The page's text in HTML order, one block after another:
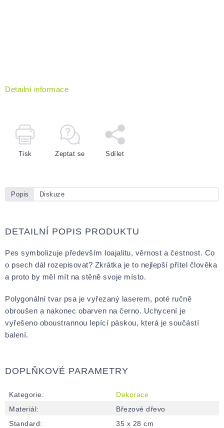
Detailní informace
Tisk Zeptat se Sdílet
Popis Diskuze
DETAILNÍ POPIS PRODUKTU
Pes symbolizuje především loajalitu, věrnost a čestnost. Co
o psech dál rozepisovat? Zkrátka je to nejlepší přítel člověka
a proto by měl mít na stěně svoje místo.
Polygonální tvar psa je vyřezaný laserem, poté ručně
obroušen a nakonec obarven na černo. Uchycení je
vyřešeno oboustrannou lepící páskou, která je součástí
balení.
DOPLŇKOVÉ PARAMETRY
Kategorie:
Dekorace
Materiál:
Březové dřevo
Standard:
35 x 28 cm